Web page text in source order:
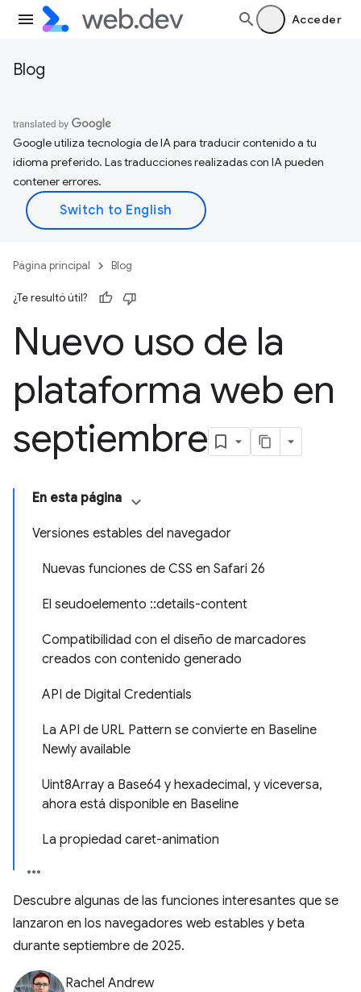
Acceder
Blog
Google utiliza tecnología de IA para traducir contenido a tu
idioma preferido. Las traducciones realizadas con IA pueden
contener errores.
Página principal Blog
¿Te resultó útil?
Nuevo uso de la
plataforma web en
septiembre
En esta página
Versiones estables del navegador
Nuevas funciones de CSS en Safari 26
El seudoelemento ::details-content
Compatibilidad con el diseño de marcadores
creados con contenido generado
API de Digital Credentials
La API de URL Pattern se convierte en Baseline
Newly available
Uint8Array a Base64 y hexadecimal, y viceversa,
ahora está disponible en Baseline
La propiedad caret-animation
Descubre algunas de las funciones interesantes que se
lanzaron en los navegadores web estables y beta
durante septiembre de 2025.
Rachel Andrew